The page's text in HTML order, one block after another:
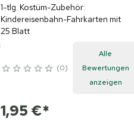
1-tlg. Kostüm-Zubehör:
Kindereisenbahn-Fahrkarten mit
25 Blatt
0
Alle
Bewertungen
anzeigen
1,95 €*